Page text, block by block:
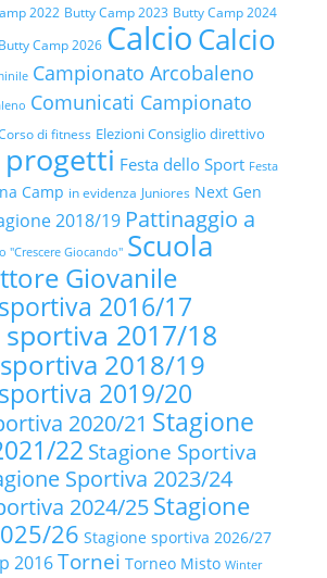
2022 Butty Camp 2023 Butty Camp 2024
Butty Camp 2026 CalcioCalcio
Campionato Arcobaleno
Comunicati Campionato
di fitness Elezioni Consiglio direttivo
progetti Festa dello Sport Festa
Camp in evidenza Juniores Next Gen
2018/19 Pattinaggio a
"Crescere Giocando" Scuola
Giovanile
2016/17
2017/18
2018/19
2019/20
2020/21 Stagione
22 Stagione Sportiva
Sportiva 2023/24
2024/25Stagione
26 Stagione sportiva 2026/27
2016Tornei Torneo Misto Winter